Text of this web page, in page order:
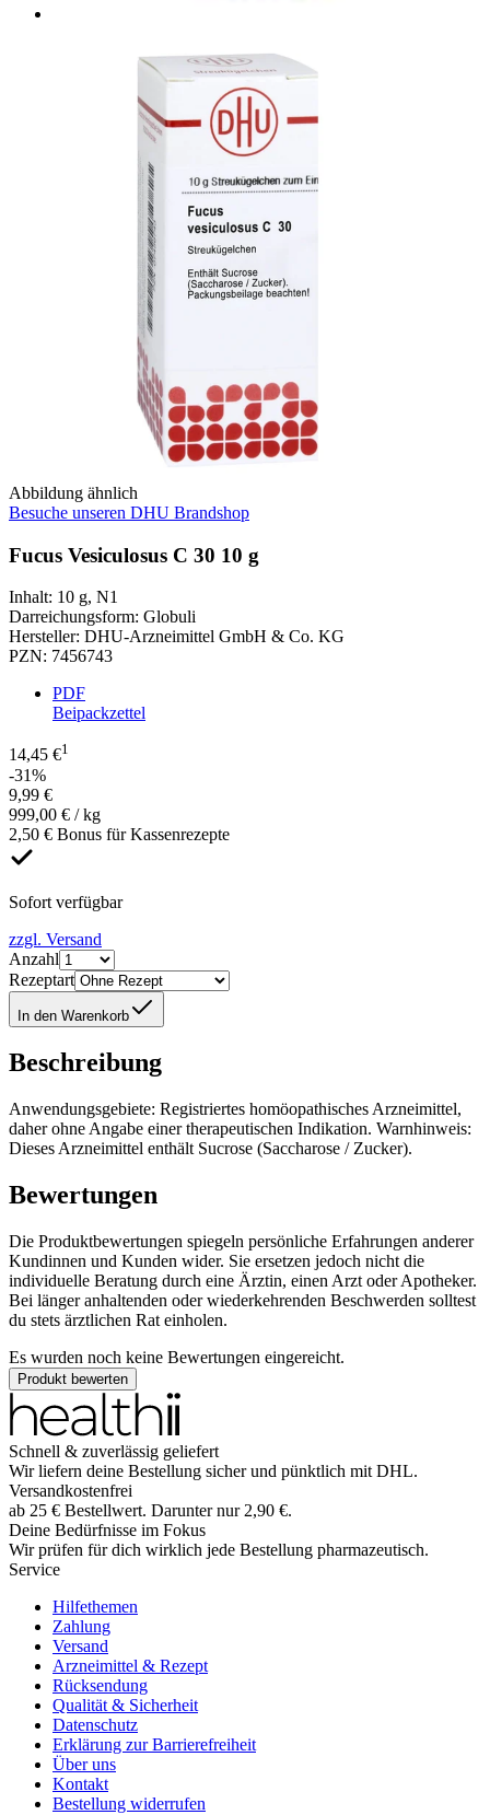
Abbildung ähnlich
Besuche unseren DHU Brandshop
Fucus Vesiculosus C 30 10 g
Inhalt: 10 g, N1
Darreichungsform: Globuli
Hersteller: DHU-Arzneimittel GmbH & Co. KG
PZN: 7456743
PDF
Beipackzettel
14,45 €1
-31%
9,99 €
999,00 € / kg
2,50 € Bonus für Kassenrezepte
Sofort verfügbar
zzgl. Versand
Anzahl
Rezeptart
In den Warenkorb
Beschreibung
Anwendungsgebiete: Registriertes homöopathisches Arzneimittel,
daher ohne Angabe einer therapeutischen Indikation. Warnhinweis:
Dieses Arzneimittel enthält Sucrose (Saccharose / Zucker).
Bewertungen
Die Produktbewertungen spiegeln persönliche Erfahrungen anderer
Kundinnen und Kunden wider. Sie ersetzen jedoch nicht die
individuelle Beratung durch eine Ärztin, einen Arzt oder Apotheker.
Bei länger anhaltenden oder wiederkehrenden Beschwerden solltest
du stets ärztlichen Rat einholen.
Es wurden noch keine Bewertungen eingereicht.
Produkt bewerten
Schnell & zuverlässig geliefert
Wir liefern deine Bestellung sicher und pünktlich mit DHL.
Versandkostenfrei
ab 25 € Bestellwert. Darunter nur 2,90 €.
Deine Bedürfnisse im Fokus
Wir prüfen für dich wirklich jede Bestellung pharmazeutisch.
Service
Hilfethemen
Zahlung
Versand
Arzneimittel & Rezept
Rücksendung
Qualität & Sicherheit
Datenschutz
Erklärung zur Barrierefreiheit
Über uns
Kontakt
Bestellung widerrufen